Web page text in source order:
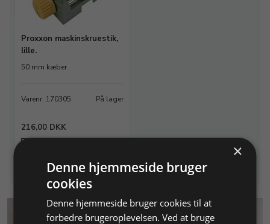
Proxxon maskinskruestik,
lille.
50 mm kæber
Varenr. 170305 På lager
216,00 DKK
×
Denne hjemmeside bruger
cookies
Denne hjemmeside bruger cookies til at
forbedre brugeroplevelsen. Ved at bruge